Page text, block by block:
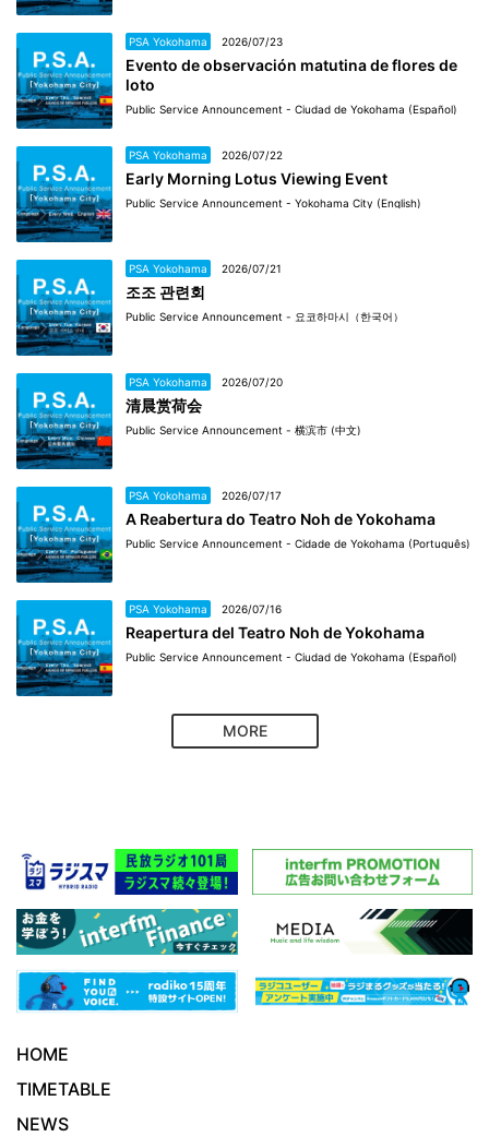
PSA Yokohama 2026/07/23
Evento de observación matutina de flores de
loto
Public Service Announcement - Ciudad de Yokohama (Español)
PSA Yokohama 2026/07/22
Early Morning Lotus Viewing Event
Public Service Announcement - Yokohama City (English)
PSA Yokohama 2026/07/21
조조 관련회
Public Service Announcement - 요코하마시（한국어）
PSA Yokohama 2026/07/20
清晨赏荷会
Public Service Announcement - 横滨市 (中文)
PSA Yokohama 2026/07/17
A Reabertura do Teatro Noh de Yokohama
Public Service Announcement - Cidade de Yokohama (Português)
PSA Yokohama 2026/07/16
Reapertura del Teatro Noh de Yokohama
Public Service Announcement - Ciudad de Yokohama (Español)
MORE
HOME
TIMETABLE
NEWS